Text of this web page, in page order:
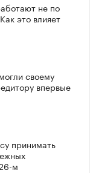
не по
это влияет
своему
впервые
принимать
м